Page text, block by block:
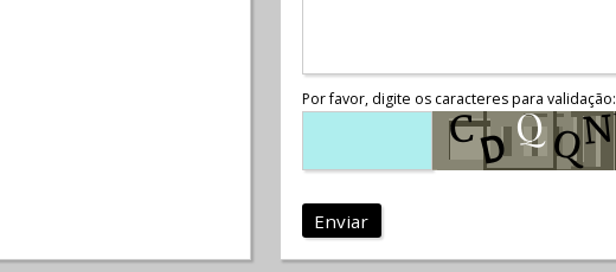
Por favor, digite os caracteres para validação:
Enviar